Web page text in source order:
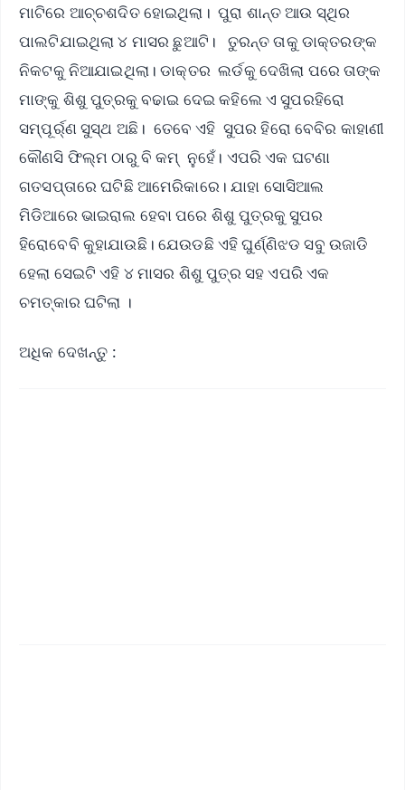
ମାଟିରେ ଆଚ୍ଚଶଦିତ ହୋଇଥିଲା। ପୁରା ଶାନ୍ତ ଆଉ ସ୍ଥିର
ପାଲଟିଯାଇଥିଲା ୪ ମାସର ଛୁଆଟି। ତୁରନ୍ତ ତାକୁ ଡାକ୍ତରଙ୍କ
ନିକଟକୁ ନିଆଯାଇଥିଲା। ଡାକ୍ତର ଲର୍ଡକୁ ଦେଖିଲା ପରେ ତାଙ୍କ
ମାଙ୍କୁ ଶିଶୁ ପୁତ୍ରକୁ ବଢାଇ ଦେଇ କହିଲେ ଏ ସୁପରହିରୋ
ସମ୍ପୂର୍ର୍ଣ ସୁସ୍ଥ ଅଛି। ତେବେ ଏହି ସୁପର ହିରୋ ବେବିର କାହାଣୀ
କୌଣସି ଫିଲ୍ମ ଠାରୁ ବି କମ୍‌ ନୁହେଁ। ଏପରି ଏକ ଘଟଣା
ଗତସପ୍ତାରେ ଘଟିଛି ଆମେରିକାରେ। ଯାହା ସୋସିଆଲ
ମିଡିଆରେ ଭାଇରାଲ ହେବା ପରେ ଶିଶୁ ପୁତ୍ରକୁ ସୁପର
ହିରୋବେବି କୁହାଯାଉଛି। ଯେଉଡଛି ଏହି ଘୁର୍ଣ୍ଣିଝଡ ସବୁ ଉଜାଡି
ହେଲା ସେଇଟି ଏହି ୪ ମାସର ଶିଶୁ ପୁତ୍ର ସହ ଏପରି ଏକ
ଚମତ୍କାର ଘଟିଲା ।
ଅଧିକ ଦେଖନ୍ତୁ :